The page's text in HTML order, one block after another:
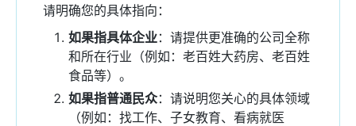
请明确您的具体指向：
如果指具体企业：请提供更准确的公司全称
和所在行业（例如：老百姓大药房、老百姓
食品等）。
如果指普通民众：请说明您关心的具体领域
（例如：找工作、子女教育、看病就医